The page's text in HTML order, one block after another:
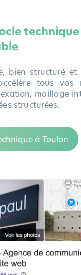
technique
bien structuré et
tous vos
maillage
structurées.
à Toulon